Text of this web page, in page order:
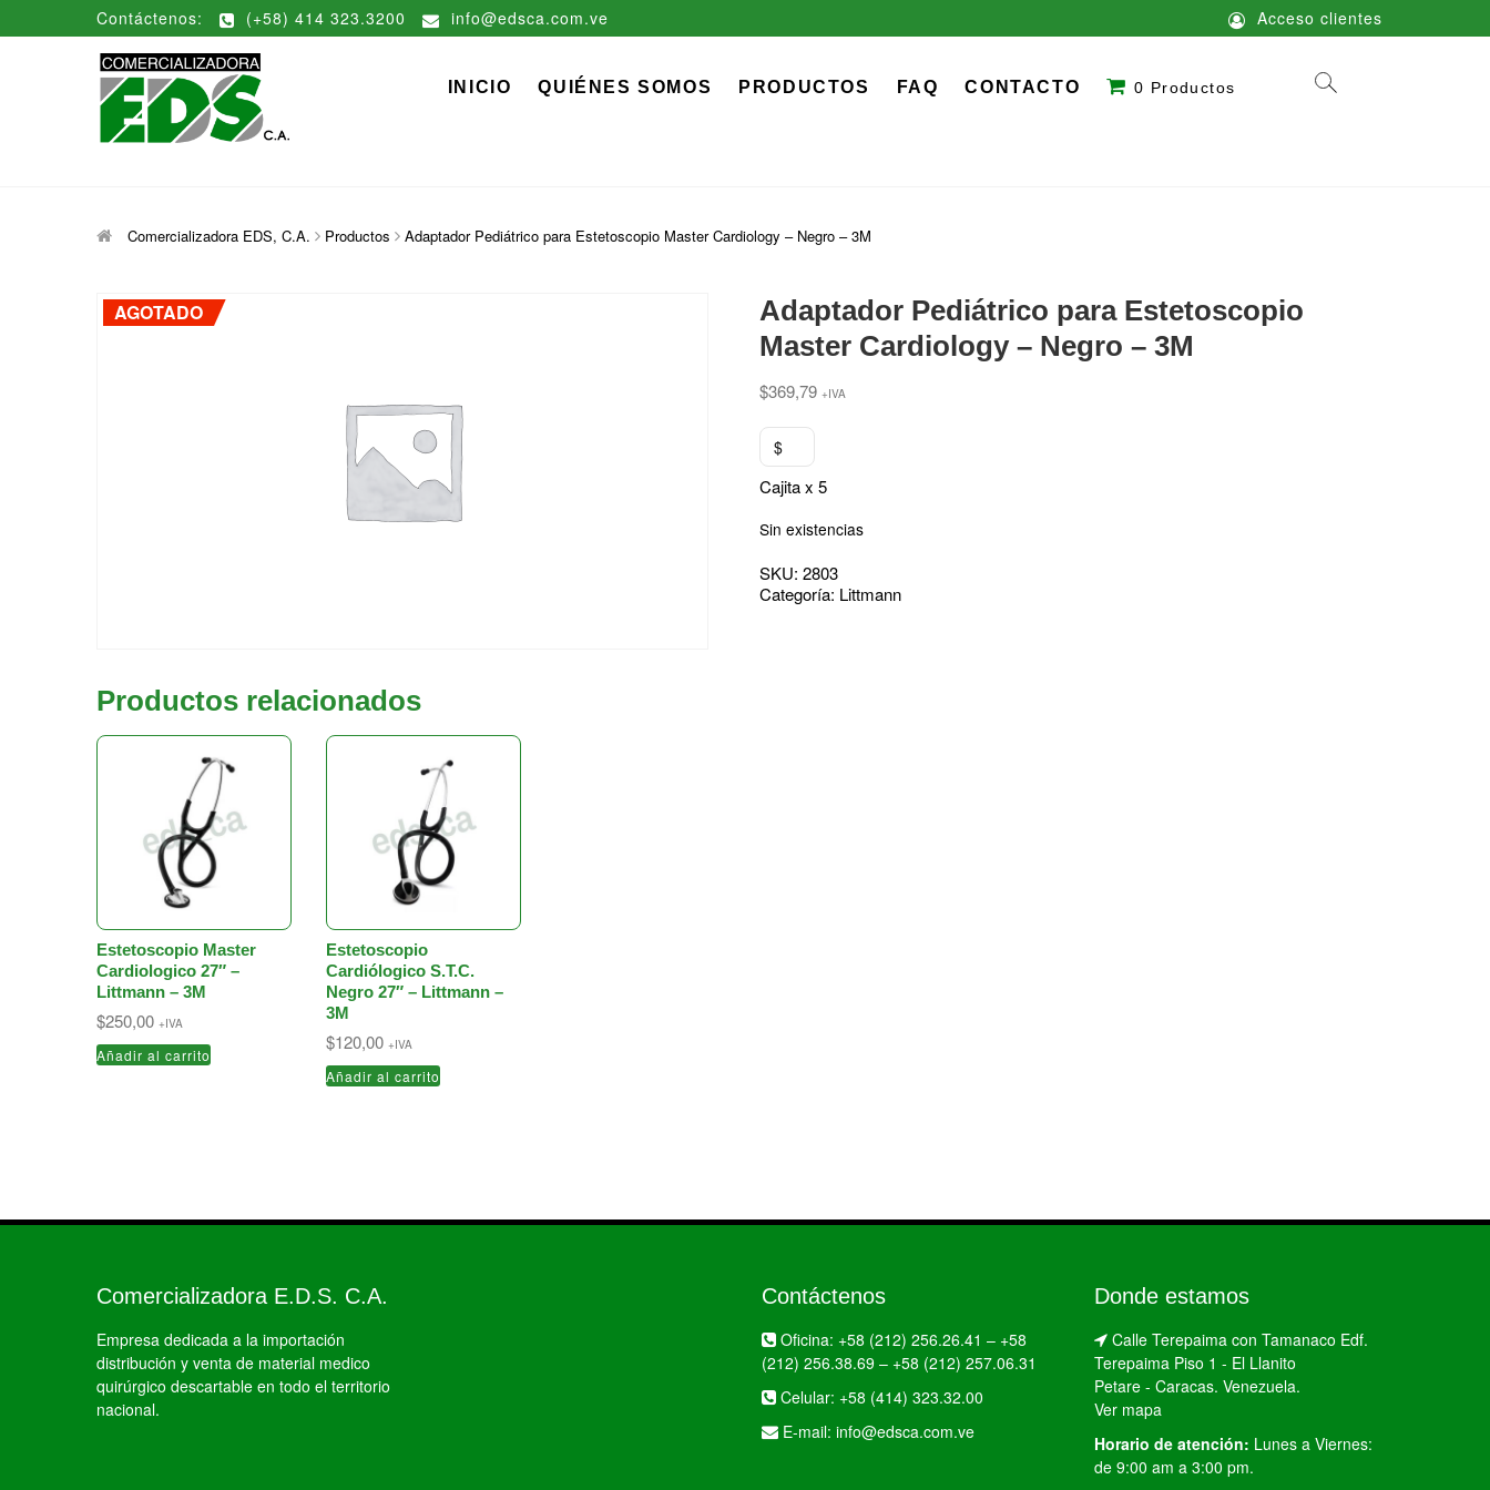
Contáctenos: (+58) 414 323.3200 info@edsca.com.ve Acceso clientes
Comercializadora EDS, C.A.
INICIO QUIÉNES SOMOS PRODUCTOS FAQ CONTACTO 0 Productos
Comercializadora EDS, C.A. Productos Adaptador Pediátrico para Estetoscopio Master Cardiology – Negro – 3M
AGOTADO
Adaptador Pediátrico para Estetoscopio
Master Cardiology – Negro – 3M
$369,79 +IVA
$
Cajita x 5
Sin existencias
SKU: 2803
Categoría: Littmann
Productos relacionados
Estetoscopio Master
Cardiologico 27″ –
Littmann – 3M
$250,00 +IVA
Añadir al carrito
Estetoscopio
Cardiólogico S.T.C.
Negro 27″ – Littmann –
3M
$120,00 +IVA
Añadir al carrito
Comercializadora E.D.S. C.A.
Empresa dedicada a la importación
distribución y venta de material medico
quirúrgico descartable en todo el territorio
nacional.
Contáctenos
Oficina: +58 (212) 256.26.41 – +58
(212) 256.38.69 – +58 (212) 257.06.31
Celular: +58 (414) 323.32.00
E-mail: info@edsca.com.ve
Donde estamos
Calle Terepaima con Tamanaco Edf.
Terepaima Piso 1 - El Llanito
Petare - Caracas. Venezuela.
Ver mapa
Horario de atención: Lunes a Viernes:
de 9:00 am a 3:00 pm.